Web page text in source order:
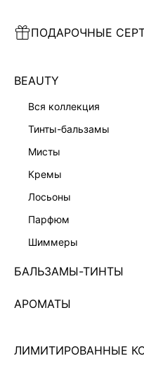
ПОДАРОЧНЫЕ
BEAUTY
вся коллекция
тинты-бальзамы
мисты
кремы
лосьоны
парфюм
шиммеры
БАЛЬЗАМЫ-ТИНТЫ
АРОМАТЫ
ЛИМИТИРОВАННЫЕ
АТЛАСНОЕ ПЛАТЬЕ С